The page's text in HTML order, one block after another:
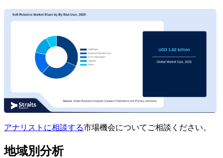
アナリストに相談する市場機会についてご相談ください。
地域別分析